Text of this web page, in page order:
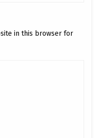
in this browser for